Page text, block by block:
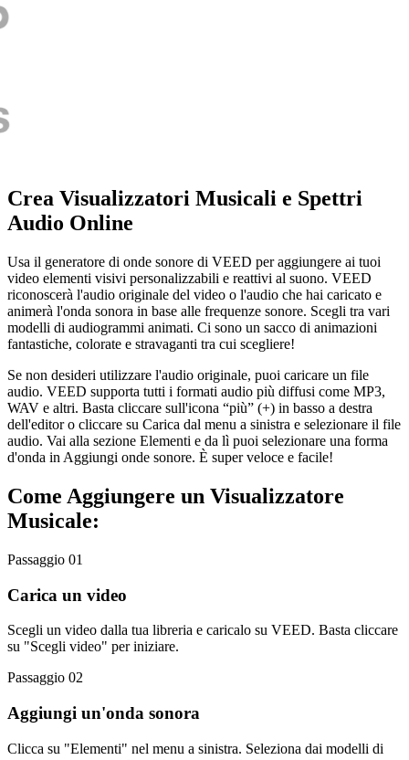
Crea Visualizzatori Musicali e Spettri
Audio Online
Usa il generatore di onde sonore di VEED per aggiungere ai tuoi
video elementi visivi personalizzabili e reattivi al suono. VEED
riconoscerà l'audio originale del video o l'audio che hai caricato e
animerà l'onda sonora in base alle frequenze sonore. Scegli tra vari
modelli di audiogrammi animati. Ci sono un sacco di animazioni
fantastiche, colorate e stravaganti tra cui scegliere!
Se non desideri utilizzare l'audio originale, puoi caricare un file
audio. VEED supporta tutti i formati audio più diffusi come MP3,
WAV e altri. Basta cliccare sull'icona “più” (+) in basso a destra
dell'editor o cliccare su Carica dal menu a sinistra e selezionare il file
audio. Vai alla sezione Elementi e da lì puoi selezionare una forma
d'onda in Aggiungi onde sonore. È super veloce e facile!
Come Aggiungere un Visualizzatore
Musicale:
Passaggio 01
Carica un video
Scegli un video dalla tua libreria e caricalo su VEED. Basta cliccare
su "Scegli video" per iniziare.
Passaggio 02
Aggiungi un'onda sonora
Clicca su "Elementi" nel menu a sinistra. Seleziona dai modelli di